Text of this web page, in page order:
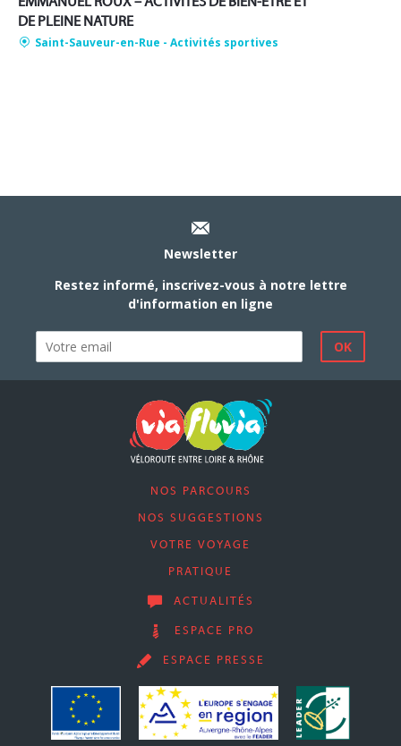
DE PLEINE NATURE
Saint-Sauveur-en-Rue - Activités sportives
Newsletter
Restez informé, inscrivez-vous à notre lettre
d'information en ligne
NOS PARCOURS
NOS SUGGESTIONS
VOTRE VOYAGE
PRATIQUE
ACTUALITÉS
ESPACE PRO
ESPACE PRESSE